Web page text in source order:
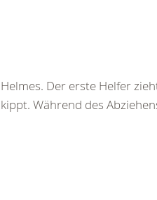
Der erste Helfer
Während des